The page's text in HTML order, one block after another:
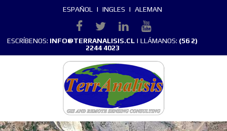
ESPAÑOL | INGLES | ALEMAN
ESCRÍBENOS: INFO@TERRANALISIS.CL | LLÁMANOS: (56 2)
2244 4023